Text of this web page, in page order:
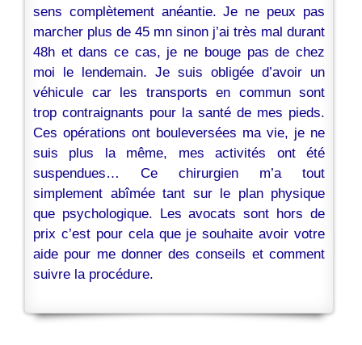
sens complètement anéantie. Je ne peux pas
marcher plus de 45 mn sinon j’ai très mal durant
48h et dans ce cas, je ne bouge pas de chez
moi le lendemain. Je suis obligée d’avoir un
véhicule car les transports en commun sont
trop contraignants pour la santé de mes pieds.
Ces opérations ont bouleversées ma vie, je ne
suis plus la même, mes activités ont été
suspendues… Ce chirurgien m’a tout
simplement abîmée tant sur le plan physique
que psychologique. Les avocats sont hors de
prix c’est pour cela que je souhaite avoir votre
aide pour me donner des conseils et comment
suivre la procédure.